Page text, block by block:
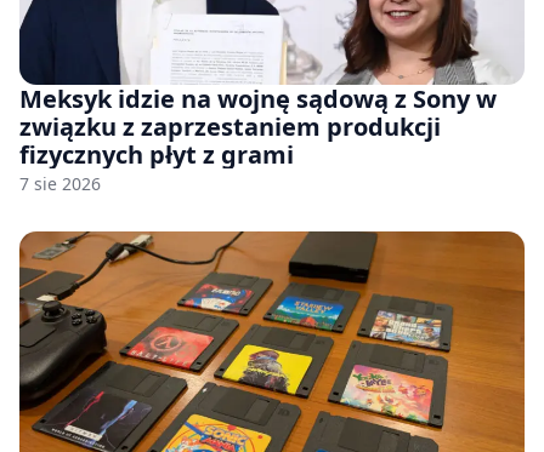
Meksyk idzie na wojnę sądową z Sony w
związku z zaprzestaniem produkcji
fizycznych płyt z grami
7 sie 2026